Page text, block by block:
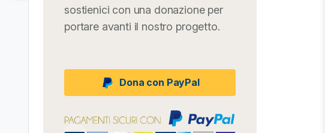
sostienici con una donazione per
portare avanti il nostro progetto.
Dona con PayPal